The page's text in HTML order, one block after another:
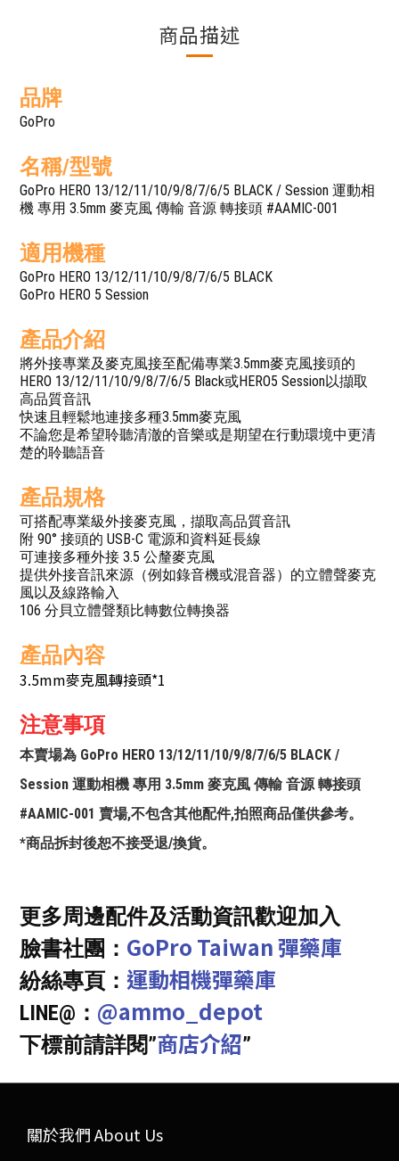
商品描述
品牌
GoPro
名稱/型號
GoPro HERO 13/12/11/10/9/8/7/6/5 BLACK / Session 運動相
機 專用 3.5mm 麥克風 傳輸 音源 轉接頭 #AAMIC-001
適用機種
GoPro HERO 13/12/11/10/9/8/7/6/5 BLACK
GoPro HERO 5 Session
產品介紹
將外接專業及麥克風接至配備專業3.5mm麥克風接頭的
HERO 13/12/11/10/9/8/7/6/5 Black或HERO5 Session以擷取
高品質音訊
快速且輕鬆地連接多種3.5mm麥克風
不論您是希望聆聽清澈的音樂或是期望在行動環境中更清
楚的聆聽語音
產品規格
可搭配專業級外接麥克風，擷取高品質音訊
附 90° 接頭的 USB-C 電源和資料延長線
可連接多種外接 3.5 公釐麥克風
提供外接音訊來源（例如錄音機或混音器）的立體聲麥克
風以及線路輸入
106 分貝立體聲類比轉數位轉換器
產品內容
3.5mm麥克風轉接頭*1
注意事項
本賣場為 GoPro HERO 13/12/11/10/9/8/7/6/5 BLACK /
Session 運動相機 專用 3.5mm 麥克風 傳輸 音源 轉接頭
#AAMIC-001 賣場,不包含其他配件,拍照商品僅供參考。
*商品拆封後恕不接受退/換貨。
更多周邊配件及活動資訊歡迎加入
臉書社團： GoPro Taiwan 彈藥庫
紛絲專頁： 運動相機彈藥庫
LINE@： @ammo_depot
下標前請詳閱”商店介紹”
關於我們 About Us